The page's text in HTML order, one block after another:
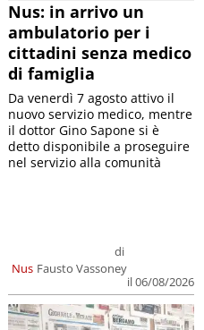
Nus: in arrivo un
ambulatorio per i
cittadini senza medico
di famiglia
Nus
di
Fausto Vassoney
il 06/08/2026
Da venerdì 7 agosto attivo il
nuovo servizio medico, mentre
il dottor Gino Sapone si è
detto disponibile a proseguire
nel servizio alla comunità